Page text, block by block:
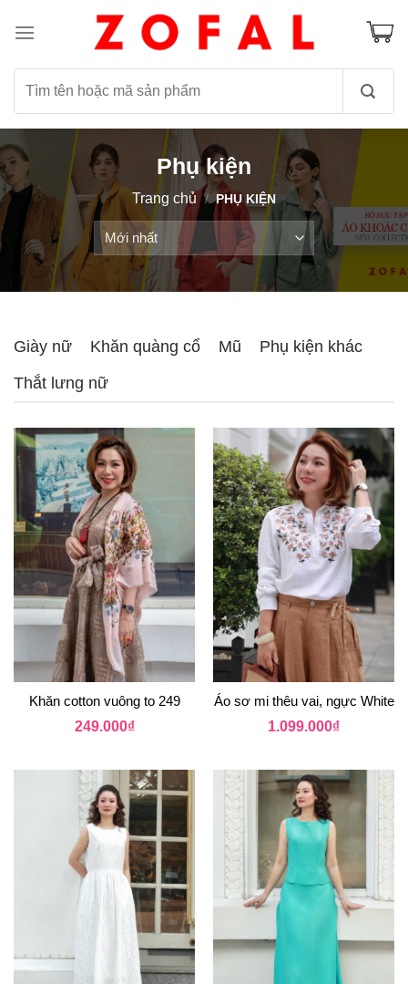
kiếm:
Phụ kiện
Trang chủ / PHỤ KIỆN
Giày nữ Khăn quàng cổ Mũ
Phụ kiện khác
Thắt lưng nữ
Khăn cotton vuông to 249
249.000₫
Áo sơ mi thêu vai, ngực White
1.099.000₫